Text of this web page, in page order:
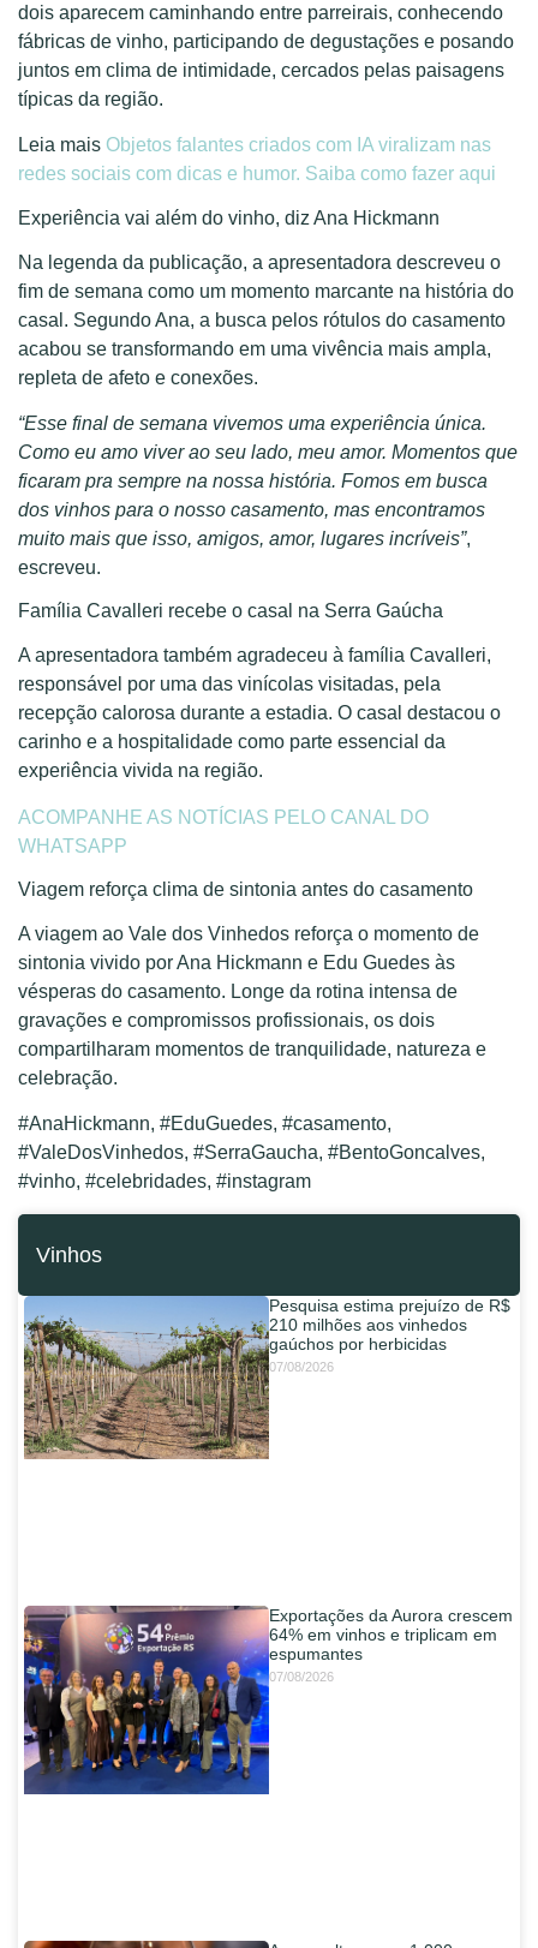
dois aparecem caminhando entre parreirais, conhecendo
fábricas de vinho, participando de degustações e posando
juntos em clima de intimidade, cercados pelas paisagens
típicas da região.
Leia mais Objetos falantes criados com IA viralizam nas
redes sociais com dicas e humor. Saiba como fazer aqui
Experiência vai além do vinho, diz Ana Hickmann
Na legenda da publicação, a apresentadora descreveu o
fim de semana como um momento marcante na história do
casal. Segundo Ana, a busca pelos rótulos do casamento
acabou se transformando em uma vivência mais ampla,
repleta de afeto e conexões.
“Esse final de semana vivemos uma experiência única.
Como eu amo viver ao seu lado, meu amor. Momentos que
ficaram pra sempre na nossa história. Fomos em busca
dos vinhos para o nosso casamento, mas encontramos
muito mais que isso, amigos, amor, lugares incríveis”,
escreveu.
Família Cavalleri recebe o casal na Serra Gaúcha
A apresentadora também agradeceu à família Cavalleri,
responsável por uma das vinícolas visitadas, pela
recepção calorosa durante a estadia. O casal destacou o
carinho e a hospitalidade como parte essencial da
experiência vivida na região.
ACOMPANHE AS NOTÍCIAS PELO CANAL DO
WHATSAPP
Viagem reforça clima de sintonia antes do casamento
A viagem ao Vale dos Vinhedos reforça o momento de
sintonia vivido por Ana Hickmann e Edu Guedes às
vésperas do casamento. Longe da rotina intensa de
gravações e compromissos profissionais, os dois
compartilharam momentos de tranquilidade, natureza e
celebração.
#AnaHickmann, #EduGuedes, #casamento,
#ValeDosVinhedos, #SerraGaucha, #BentoGoncalves,
#vinho, #celebridades, #instagram
Vinhos
Pesquisa estima prejuízo de R$
210 milhões aos vinhedos
gaúchos por herbicidas
07/08/2026
Exportações da Aurora crescem
64% em vinhos e triplicam em
espumantes
07/08/2026